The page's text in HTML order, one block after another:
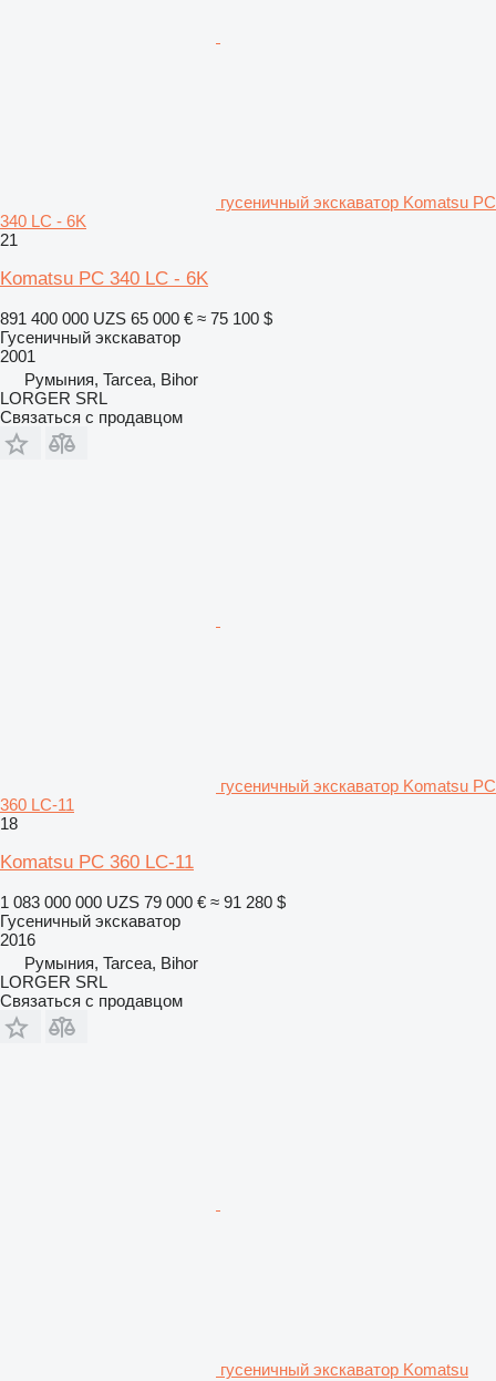
гусеничный экскаватор Komatsu PC
340 LC - 6K
21
Komatsu PC 340 LC - 6K
891 400 000 UZS 65 000 € ≈ 75 100 $
Гусеничный экскаватор
2001
Румыния, Tarcea, Bihor
LORGER SRL
Связаться с продавцом
гусеничный экскаватор Komatsu PC
360 LC-11
18
Komatsu PC 360 LC-11
1 083 000 000 UZS 79 000 € ≈ 91 280 $
Гусеничный экскаватор
2016
Румыния, Tarcea, Bihor
LORGER SRL
Связаться с продавцом
гусеничный экскаватор Komatsu